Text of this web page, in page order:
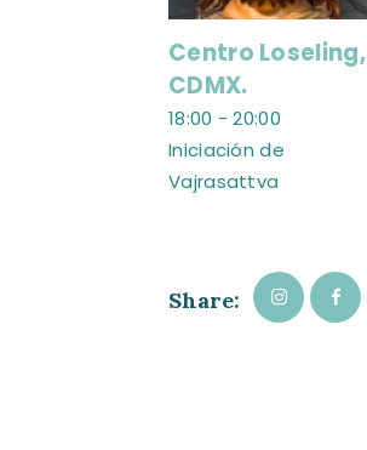
Centro Loseling,
CDMX.
18:00 -20:00
Iniciación de
Vajrasattva
Share: